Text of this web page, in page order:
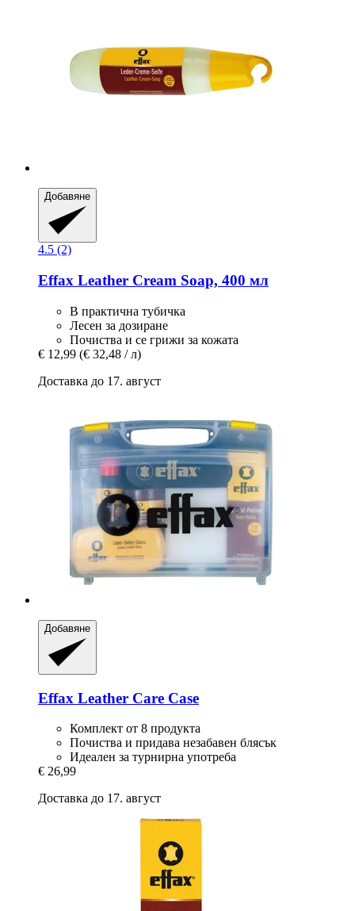
Добавяне
4.5 (2)
Effax Leather Cream Soap, 400 мл
В практична тубичка
Лесен за дозиране
Почиства и се грижи за кожата
€ 12,99 (€ 32,48 / л)
Доставка до 17. август
Добавяне
Effax Leather Care Case
Комплект от 8 продукта
Почиства и придава незабавен блясък
Идеален за турнирна употреба
€ 26,99
Доставка до 17. август